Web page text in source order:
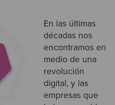
En las últimas
décadas nos
encontramos en
medio de una
revolución
digital, y las
empresas que